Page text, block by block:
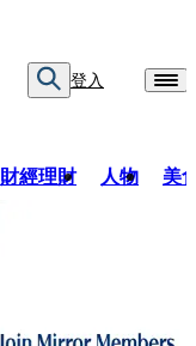
登入
財經理財 人物 美